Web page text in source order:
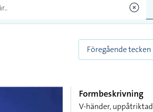
Föregående tecken
Formbeskrivning
V-händer,